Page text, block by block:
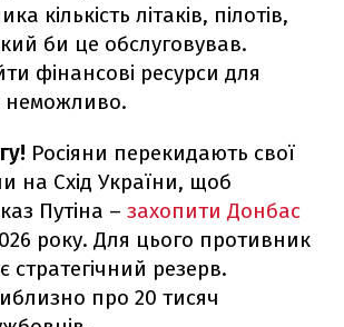
кількість літаків, пілотів,
би це обслуговував.
фінансові ресурси для
неможливо.
Росіяни перекидають свої
на Схід України, щоб
Путіна – захопити Донбас
року. Для цього противник
стратегічний резерв.
про 20 тисяч